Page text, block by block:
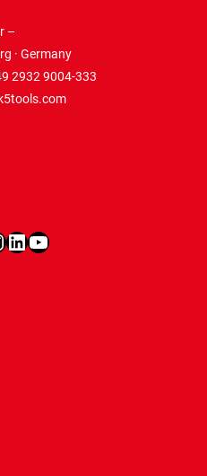
–
· Germany
2932 9004-333
LinkedInYouTube